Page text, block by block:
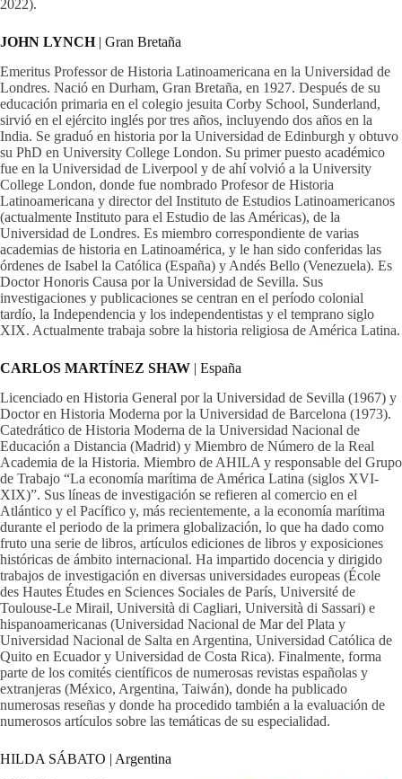
2022).
JOHN LYNCH| Gran Bretaña
Emeritus Professor de Historia Latinoamericana en la Universidad de
Londres. Nació en Durham, Gran Bretaña, en 1927. Después de su
educación primaria en el colegio jesuita Corby School, Sunderland,
sirvió en el ejército inglés por tres años, incluyendo dos años en la
India. Se graduó en historia por la Universidad de Edinburgh y obtuvo
su PhD en University College London. Su primer puesto académico
fue en la Universidad de Liverpool y de ahí volvió a la University
College London, donde fue nombrado Profesor de Historia
Latinoamericana y director del Instituto de Estudios Latinoamericanos
(actualmente Instituto para el Estudio de las Américas), de la
Universidad de Londres. Es miembro correspondiente de varias
academias de historia en Latinoamérica, y le han sido conferidas las
órdenes de Isabel la Católica (España) y Andés Bello (Venezuela). Es
Doctor Honoris Causa por la Universidad de Sevilla. Sus
investigaciones y publicaciones se centran en el período colonial
tardío, la Independencia y los independentistas y el temprano siglo
XIX. Actualmente trabaja sobre la historia religiosa de América Latina.
CARLOS MARTÍNEZ SHAW | España
Licenciado en Historia General por la Universidad de Sevilla (1967) y
Doctor en Historia Moderna por la Universidad de Barcelona (1973).
Catedrático de Historia Moderna de la Universidad Nacional de
Educación a Distancia (Madrid) y Miembro de Número de la Real
Academia de la Historia. Miembro de AHILA y responsable del Grupo
de Trabajo “La economía marítima de América Latina (siglos XVI-
XIX)”. Sus líneas de investigación se refieren al comercio en el
Atlántico y el Pacífico y, más recientemente, a la economía marítima
durante el periodo de la primera globalización, lo que ha dado como
fruto una serie de libros, artículos ediciones de libros y exposiciones
históricas de ámbito internacional. Ha impartido docencia y dirigido
trabajos de investigación en diversas universidades europeas (École
des Hautes Études en Sciences Sociales de París, Université de
Toulouse-Le Mirail, Università di Cagliari, Università di Sassari) e
hispanoamericanas (Universidad Nacional de Mar del Plata y
Universidad Nacional de Salta en Argentina, Universidad Católica de
Quito en Ecuador y Universidad de Costa Rica). Finalmente, forma
parte de los comités científicos de numerosas revistas españolas y
extranjeras (México, Argentina, Taiwán), donde ha publicado
numerosas reseñas y donde ha procedido también a la evaluación de
numerosos artículos sobre las temáticas de su especialidad.
HILDA SÁBATO | Argentina